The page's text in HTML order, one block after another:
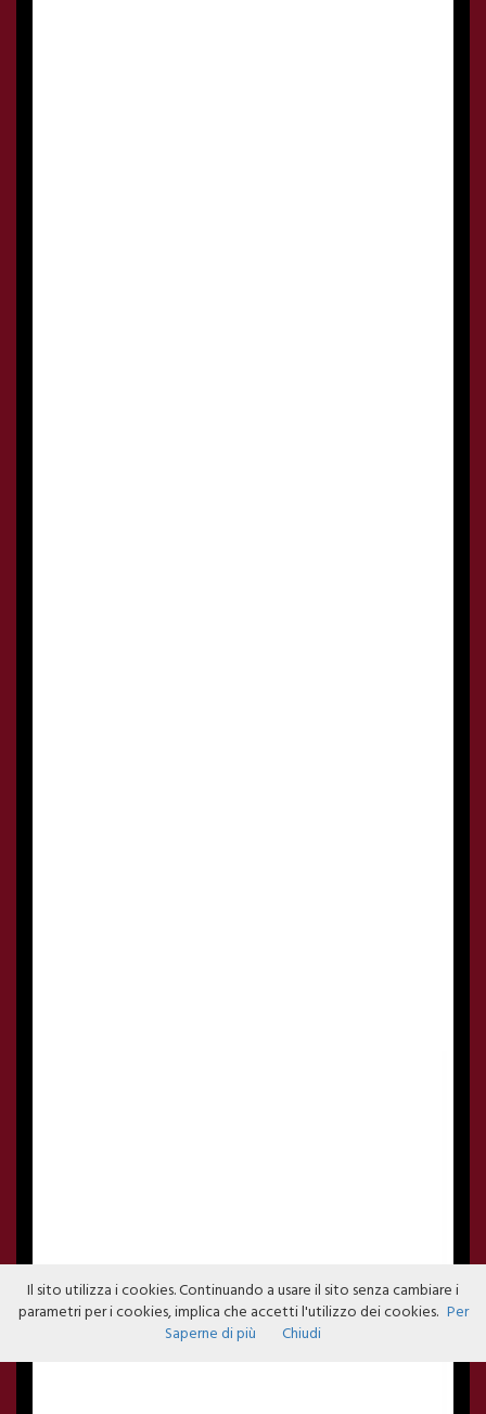
Il sito utilizza i cookies. Continuando a usare il sito senza cambiare i
parametri per i cookies, implica che accetti l'utilizzo dei cookies. Per
Saperne di più
Chiudi